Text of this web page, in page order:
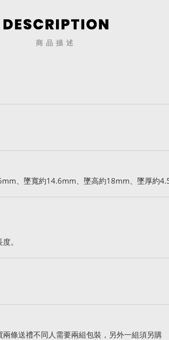
商品描述
、墜寬約14.6mm、墜高約18mm、墜厚約
。
條送禮不同人需要兩組包裝，另外一組須另購